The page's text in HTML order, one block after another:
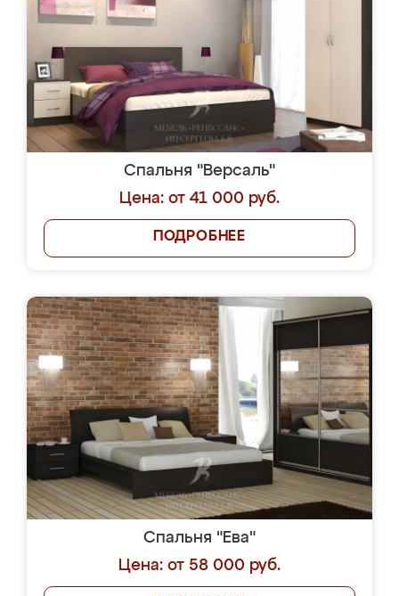
Спальня "Версаль"
Цена: от 41 000 руб.
ПОДРОБНЕЕ
Спальня "Ева"
Цена: от 58 000 руб.